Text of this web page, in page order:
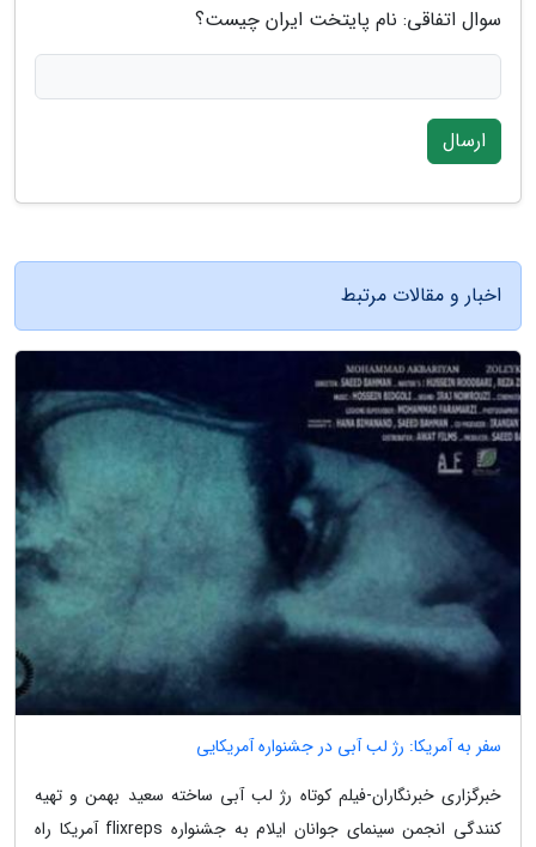
سوال اتفاقی: نام پایتخت ایران چیست؟
ارسال
اخبار و مقالات مرتبط
سفر به آمریکا: رژ لب آبی در جشنواره آمریکایی
خبرگزاری خبرنگاران-فیلم کوتاه رژ لب آبی ساخته سعید بهمن و تهیه
کنندگی انجمن سینمای جوانان ایلام به جشنواره flixreps آمریکا راه